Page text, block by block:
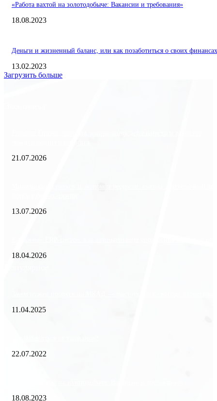
«Работа вахтой на золотодобыче: Вакансии и требования»
18.08.2023
Деньги и жизненный баланс, или как позаботиться о своих финансах
13.02.2023
Загрузить больше
21.07.2026
13.07.2026
18.04.2026
11.04.2025
22.07.2022
18.08.2023